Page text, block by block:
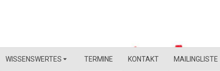
WISSENSWERTES TERMINE KONTAKT MAILINGLISTE